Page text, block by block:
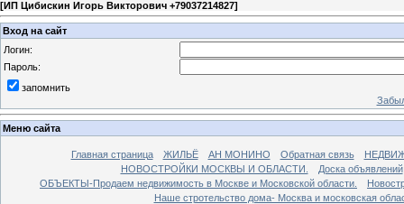
[ИП Цибискин Игорь Викторович +79037214827]
Вход на сайт
Логин:
Пароль:
запомнить
Меню сайта
Главная страница ЖИЛЬЁ АН МОНИНО Обратная связь
НОВОСТРОЙКИ МОСКВЫ И ОБЛАСТИ.
Доска объявлений
ОБЪЕКТЫ-Продаем недвижимость в Москве и Московской области.
Наше стротельство дома- Москва и московская